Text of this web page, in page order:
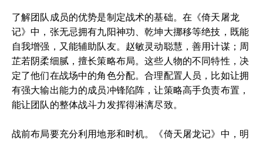
了解团队成员的优势是制定战术的基础。在《倚天屠龙
记》中，张无忌拥有九阳神功、乾坤大挪移等绝技，既能
自我增强，又能辅助队友。赵敏灵动聪慧，善用计谋；周
芷若阴柔细腻，擅长策略布局。这些人物的不同特性，决
定了他们在战场中的角色分配。合理配置人员，比如让拥
有强大输出能力的成员冲锋陷阵，让策略高手负责布置，
能让团队的整体战斗力发挥得淋漓尽致。
战前布局要充分利用地形和时机。《倚天屠龙记》中，明